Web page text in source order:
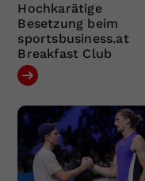
Hochkarätige
Besetzung beim
sportsbusiness.at
Breakfast Club